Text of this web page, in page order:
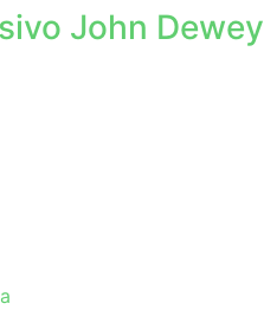
John Dewey